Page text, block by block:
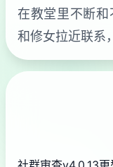
在教堂里不断
和修女拉近联系